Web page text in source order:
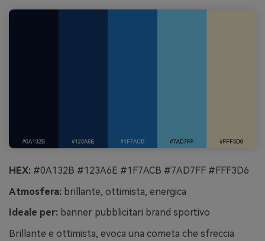
HEX: #0A132B #123A6E #1F7ACB #7AD7FF #FFF3D6
Atmosfera: brillante, ottimista, energica
Ideale per: banner pubblicitari brand sportivo
Brillante e ottimista, evoca una cometa che sfreccia